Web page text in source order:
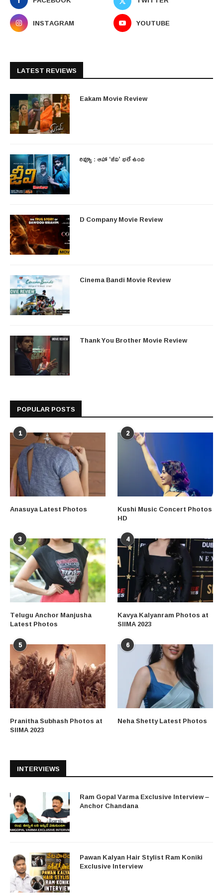
INSTAGRAM
YOUTUBE
LATEST REVIEWS
Eakam Movie Review
రివ్యూ : ఆహా ‘జీవి’ భలే ఉంది
D Company Movie Review
Cinema Bandi Movie Review
Thank You Brother Movie Review
POPULAR POSTS
1
Anasuya Latest Photos
2
Kushi Music Concert Photos
HD
3
Telugu Anchor Manjusha
Latest Photos
4
Kavya Kalyanram Photos at
SIIMA 2023
5
Pranitha Subhash Photos at
SIIMA 2023
6
Neha Shetty Latest Photos
INTERVIEWS
Ram Gopal Varma Exclusive Interview –
Anchor Chandana
Pawan Kalyan Hair Stylist Ram Koniki
Exclusive Interview